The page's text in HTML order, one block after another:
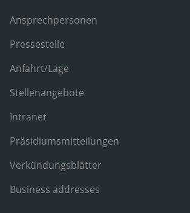
Ansprechpersonen
Pressestelle
Anfahrt/Lage
Stellenangebote
Intranet
Präsidiumsmitteilungen
Verkündungsblätter
Business addresses